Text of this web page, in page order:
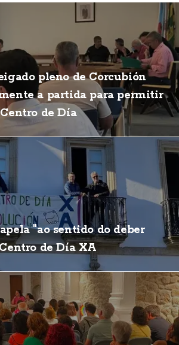
pleno de Corcubión
a partida para permitir
de Día
"ao sentido do deber
de Día XA